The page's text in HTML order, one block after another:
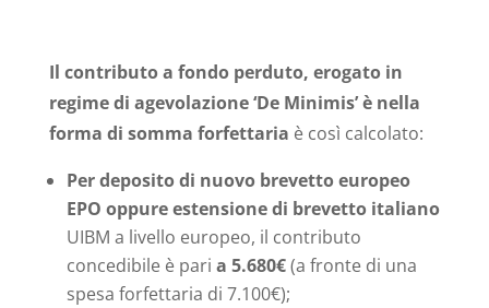
Il contributo a fondo perduto, erogato in
regime di agevolazione ‘De Minimis’ è nella
forma di somma forfettaria è così calcolato:
Per deposito di nuovo brevetto europeo
EPO oppure estensione di brevetto italiano
UIBM a livello europeo, il contributo
concedibile è pari a 5.680€(a fronte di una
spesa forfettaria di 7.100€);